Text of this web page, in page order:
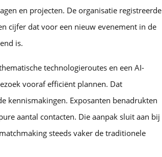
en projecten. De organisatie registreerde
cijfer dat voor een nieuw evenement in de
is.
technologieroutes en een AI-
vooraf efficiënt plannen. Dat
kennismakingen. Exposanten benadrukten
aantal contacten. Die aanpak sluit aan bij
steeds vaker de traditionele